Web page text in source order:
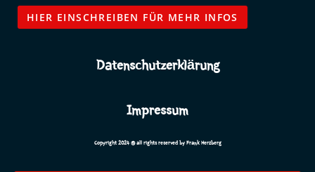
Datenschutzerklärung
Impressum
Copyright 2024 © all rights reserved by Frank Herzberg